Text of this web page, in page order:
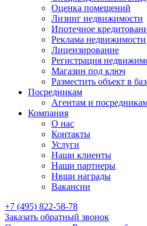
Оценка помещений
Лизинг недвижимости
Ипотечное
Реклама недвижимости
Лицензирование
Регистрация
Магазин под ключ
Разместить объект в
Посредникам
Агентам и
Компания
О нас
Контакты
Услуги
Наши клиенты
Наши партнеры
Нвши награды
Вакансии
+7 (495) 822-58-78
Заказать обратный звонок